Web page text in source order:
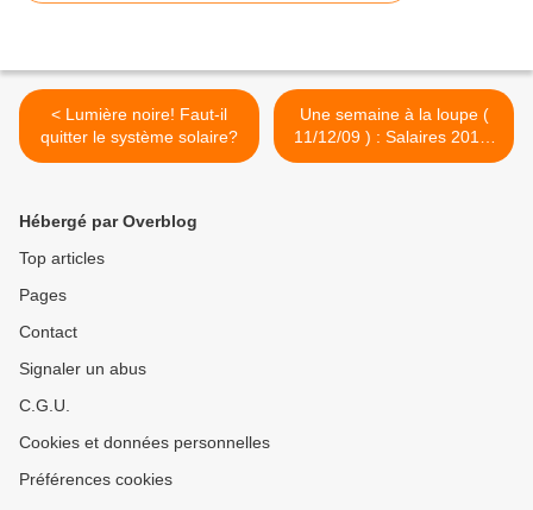
< Lumière noire! Faut-il
quitter le système solaire?
Une semaine à la loupe (
11/12/09 ) : Salaires 2010,
les cadres au pain sec, par
Hébergé par Overblog
Top articles
Pages
Contact
Signaler un abus
C.G.U.
Cookies et données personnelles
Préférences cookies